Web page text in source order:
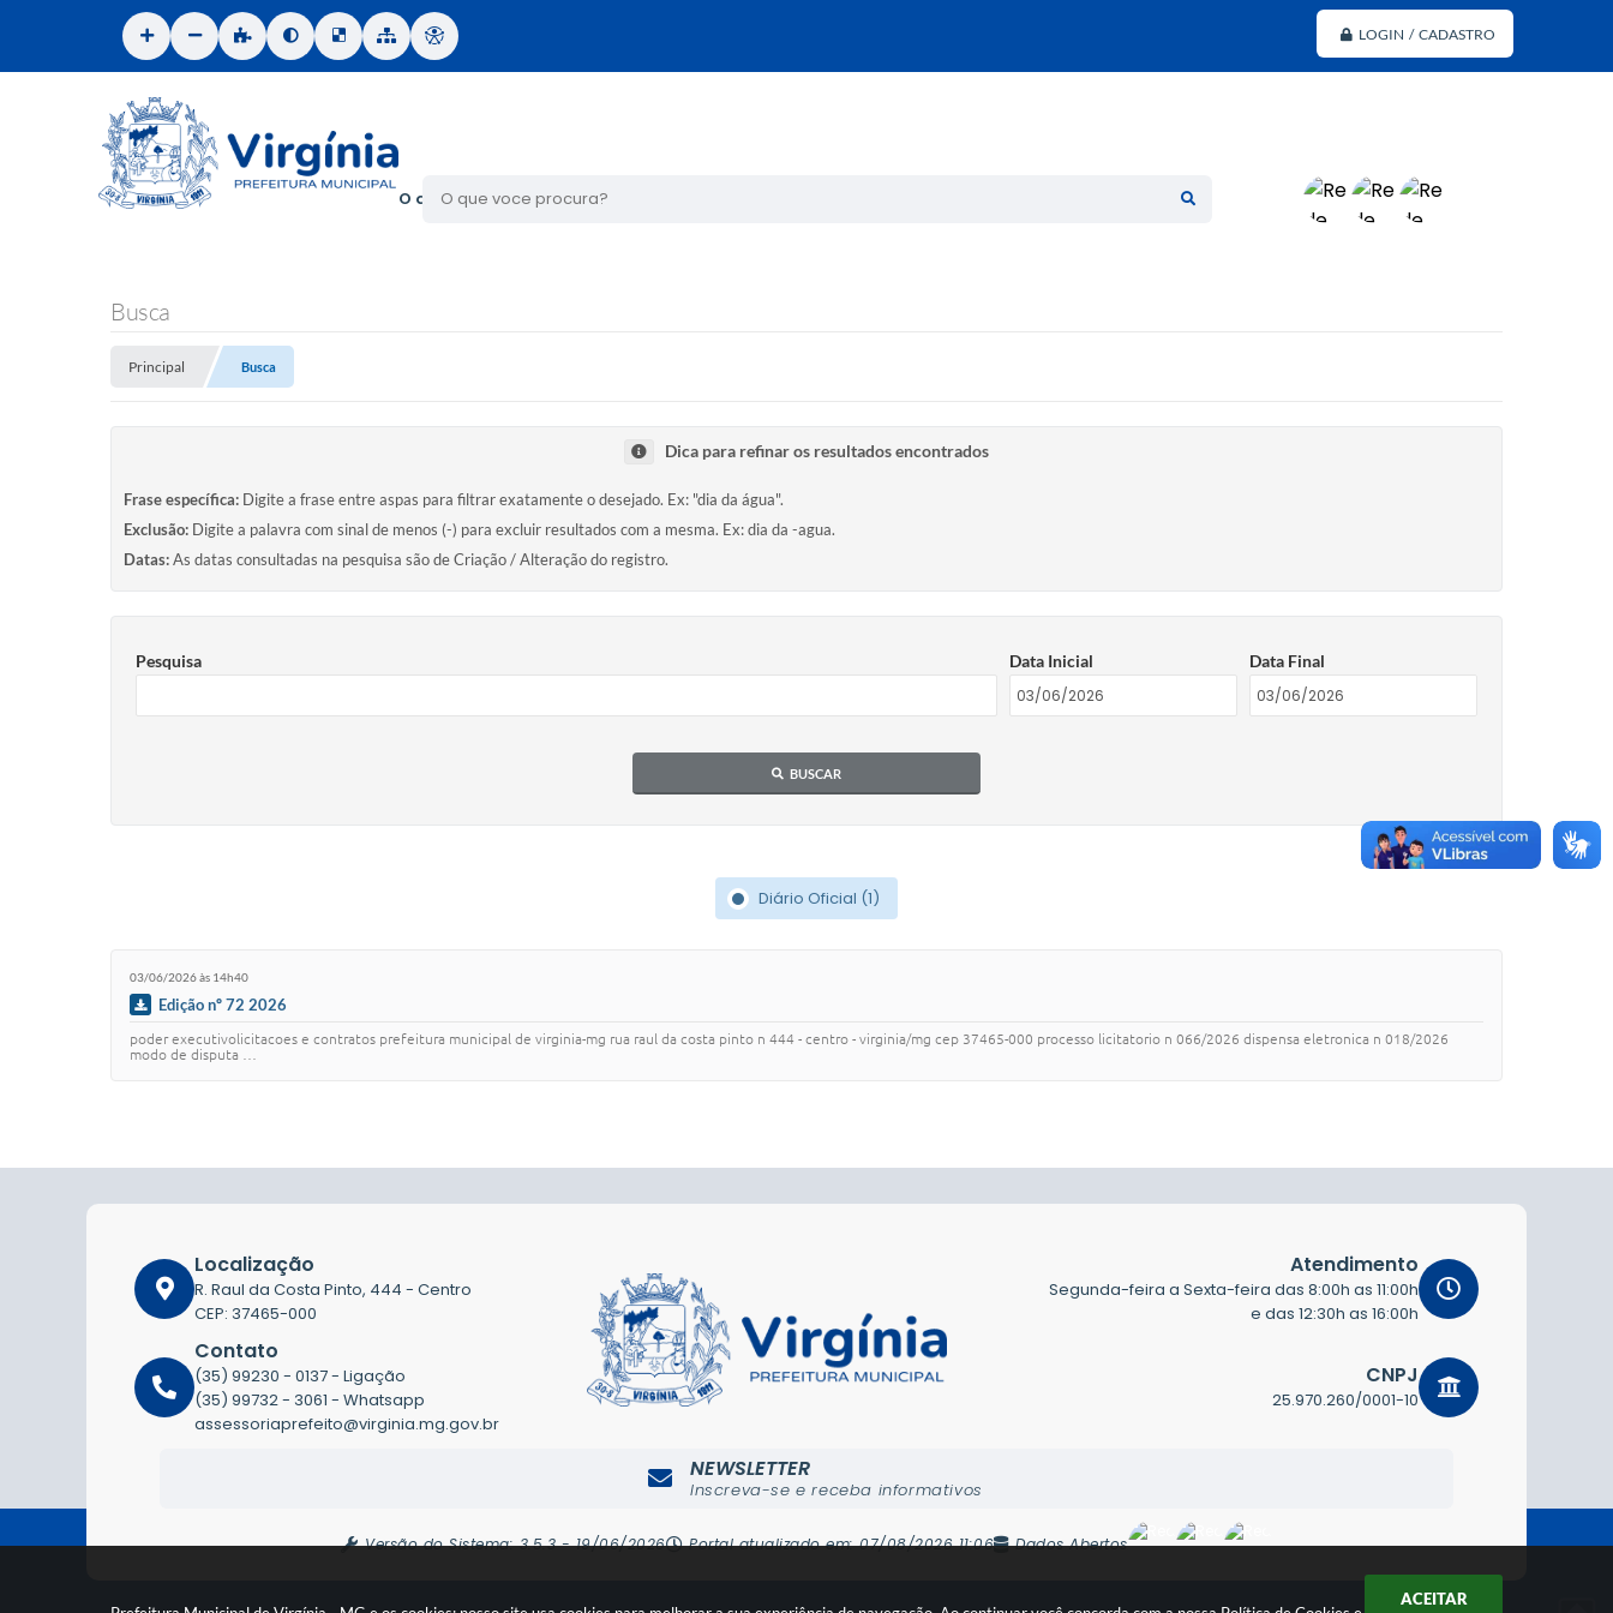
ACEITAR
LOGIN / CADASTRO
O que voce procura?
Busca
Principal Busca
Dica para refinar os resultados encontrados
Frase específica: Digite a frase entre aspas para filtrar exatamente o desejado. Ex: "dia da água".
Exclusão: Digite a palavra com sinal de menos (-) para excluir resultados com a mesma. Ex: dia da -agua.
Datas:As datas consultadas na pesquisa são de Criação / Alteração do registro.
Pesquisa Data Inicial Data Final
BUSCAR
Diário Oficial (1)
03/06/2026 às 14h40
Edição nº 72 2026
poder executivolicitacoes e contratos prefeitura municipal de virginia-mg rua raul da costa pinto n 444 - centro - virginia/mg cep 37465-000 processo licitatorio n 066/2026 dispensa eletronica n 018/2026
modo de disputa …
Localização
R. Raul da Costa Pinto, 444 - Centro
CEP: 37465-000
Contato
(35) 99230 - 0137 - Ligação
(35) 99732 - 3061 - Whatsapp
assessoriaprefeito@virginia.mg.gov.br
Atendimento
Segunda-feira a Sexta-feira das 8:00h as 11:00h
e das 12:30h as 16:00h
CNPJ
25.970.260/0001-10
NEWSLETTER
Inscreva-se e receba informativos
Versão do Sistema:3.5.3 - 19/06/2026 Portal atualizado em:07/08/2026 11:06 Dados Abertos